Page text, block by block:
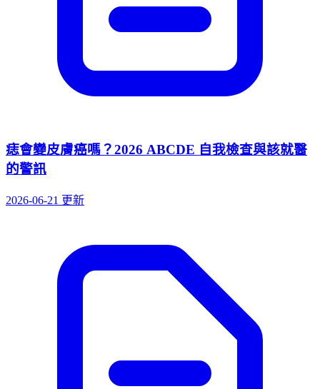
痣會變皮膚癌嗎？2026 ABCDE 自我檢查與該就醫
的警訊
2026-06-21 更新